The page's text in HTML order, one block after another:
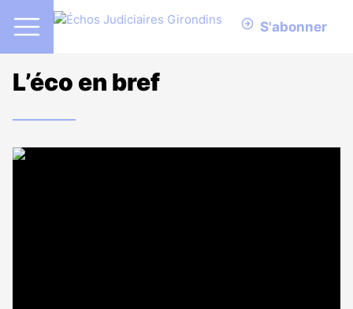
S'abonner
L’éco en bref